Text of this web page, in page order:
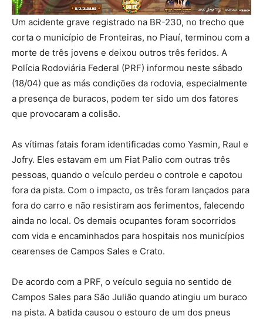
Um acidente grave registrado na BR-230, no trecho que
corta o município de Fronteiras, no Piauí, terminou com a
morte de três jovens e deixou outros três feridos. A
Polícia Rodoviária Federal (PRF) informou neste sábado
(18/04) que as más condições da rodovia, especialmente
a presença de buracos, podem ter sido um dos fatores
que provocaram a colisão.
As vítimas fatais foram identificadas como Yasmin, Raul e
Jofry. Eles estavam em um Fiat Palio com outras três
pessoas, quando o veículo perdeu o controle e capotou
fora da pista. Com o impacto, os três foram lançados para
fora do carro e não resistiram aos ferimentos, falecendo
ainda no local. Os demais ocupantes foram socorridos
com vida e encaminhados para hospitais nos municípios
cearenses de Campos Sales e Crato.
De acordo com a PRF, o veículo seguia no sentido de
Campos Sales para São Julião quando atingiu um buraco
na pista. A batida causou o estouro de um dos pneus